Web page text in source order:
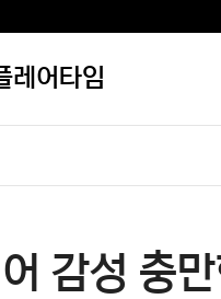
레어타임
감성 충